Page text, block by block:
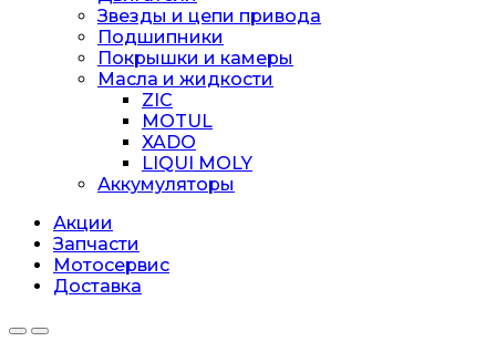
Звезды и цепи привода
Подшипники
Покрышки и камеры
Масла и жидкости
ZIC
MOTUL
XADO
LIQUI MOLY
Аккумуляторы
Акции
Запчасти
Мотосервис
Доставка